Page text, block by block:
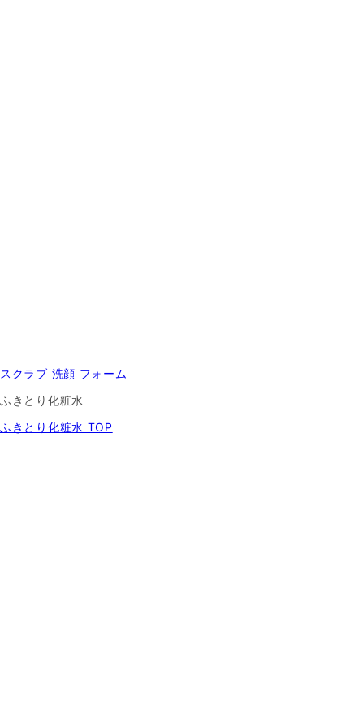
スクラブ 洗顔 フォーム
ふきとり化粧水
ふきとり化粧水 TOP